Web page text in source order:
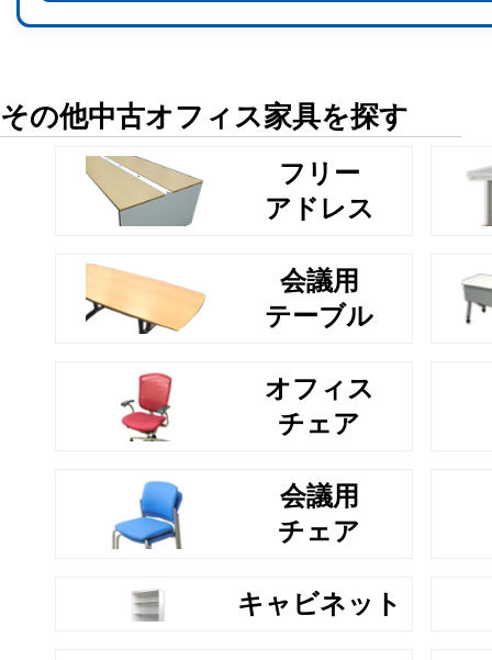
その他中古オフィス家具を探す
フリー
アドレス
会議用
テーブル
オフィス
チェア
会議用
チェア
キャビネット